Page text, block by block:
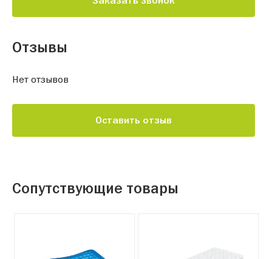
Отзывы
Нет отзывов
Оставить отзыв
Сопутствующие товары